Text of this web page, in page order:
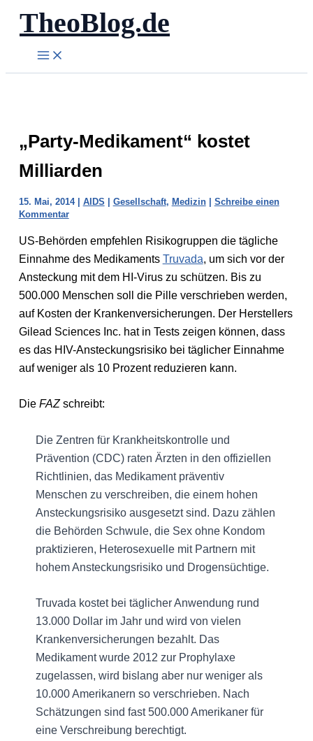
Zum
Inhalt
springen
TheoBlog.de
„Party-Medikament“ kostet
Milliarden
15. Mai, 2014 | AIDS | Gesellschaft, Medizin| Schreibe einen
Kommentar
US-Behörden empfehlen Risikogruppen die tägliche
Einnahme des Medikaments Truvada, um sich vor der
Ansteckung mit dem HI-Virus zu schützen. Bis zu
500.000 Menschen soll die Pille verschrieben werden,
auf Kosten der Krankenversicherungen. Der Herstellers
Gilead Sciences Inc. hat in Tests zeigen können, dass
es das HIV-Ansteckungsrisiko bei täglicher Einnahme
auf weniger als 10 Prozent reduzieren kann.
Die FAZschreibt:
Die Zentren für Krankheitskontrolle und
Prävention (CDC) raten Ärzten in den offiziellen
Richtlinien, das Medikament präventiv
Menschen zu verschreiben, die einem hohen
Ansteckungsrisiko ausgesetzt sind. Dazu zählen
die Behörden Schwule, die Sex ohne Kondom
praktizieren, Heterosexuelle mit Partnern mit
hohem Ansteckungsrisiko und Drogensüchtige.
Truvada kostet bei täglicher Anwendung rund
13.000 Dollar im Jahr und wird von vielen
Krankenversicherungen bezahlt. Das
Medikament wurde 2012 zur Prophylaxe
zugelassen, wird bislang aber nur weniger als
10.000 Amerikanern so verschrieben. Nach
Schätzungen sind fast 500.000 Amerikaner für
eine Verschreibung berechtigt.